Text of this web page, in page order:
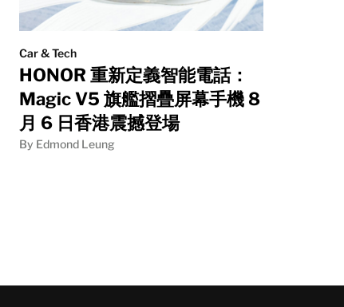
Car & Tech
HONOR 重新定義智能電話：
Magic V5 旗艦摺疊屏幕手機 8
月 6 日香港震撼登場
By Edmond Leung